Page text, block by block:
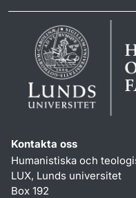
Kontakta oss
Humanistiska och
LUX, Lunds universitet
Box 192